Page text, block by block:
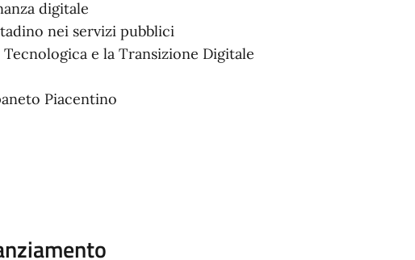
digitale
nei servizi pubblici
e la Transizione Digitale
Piacentino